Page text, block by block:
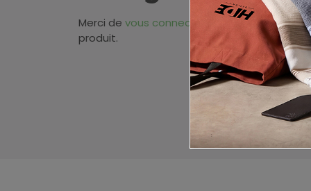
Merci devous connecter
pour pouvoir
produit.